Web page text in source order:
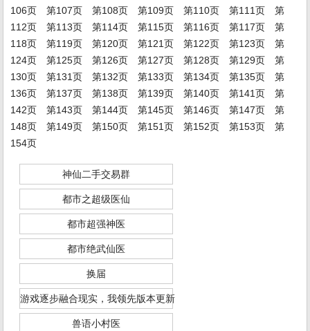
106页
第107页 第108页 第109页 第110页 第111页
第
112页
第113页 第114页 第115页 第116页 第117页
第
118页
第119页 第120页 第121页 第122页 第123页
第
124页
第125页 第126页 第127页 第128页 第129页
第
130页
第131页 第132页 第133页 第134页 第135页
第
136页
第137页 第138页 第139页 第140页 第141页
第
142页
第143页 第144页 第145页 第146页 第147页
第
148页
第149页 第150页 第151页 第152页 第153页
第
154页
神仙二手交易群
都市之超级医仙
都市超强神医
都市绝武仙医
换届
游戏逐步融合现实，我领先版本更新
兽语小村医